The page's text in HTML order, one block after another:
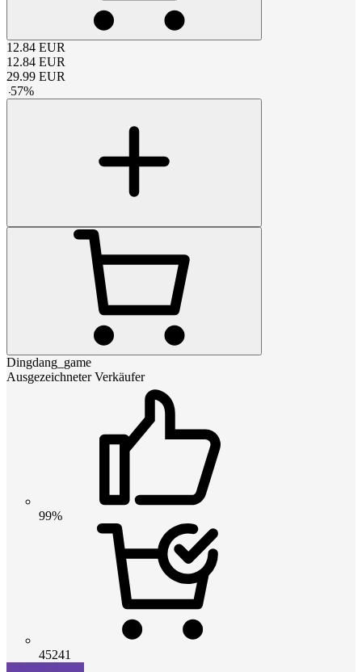
12.84 EUR
12.84 EUR
29.99 EUR
-57%
Dingdang_game
Ausgezeichneter Verkäufer
99%
45241